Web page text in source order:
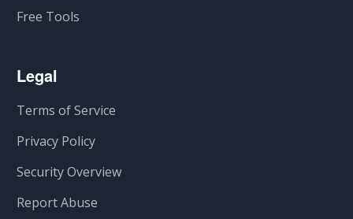
Free Tools
Legal
Terms of Service
Privacy Policy
Security Overview
Report Abuse